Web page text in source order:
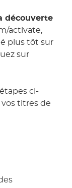
découverte
activate,
plus tôt sur
sur
ci-
titres de